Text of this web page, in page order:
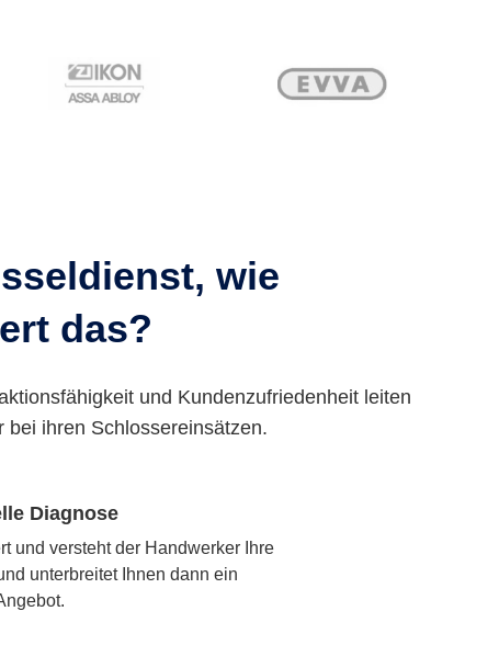
wie
das?
und Kundenzufriedenheit leiten
bei ihren Schlossereinsätzen.
Diagnose
und versteht der Handwerker Ihre
unterbreitet Ihnen dann ein